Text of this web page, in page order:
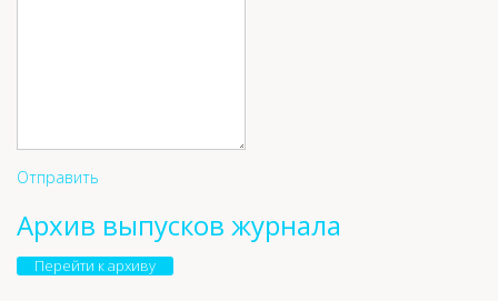
Отправить
Архив выпусков журнала
Перейти к архиву